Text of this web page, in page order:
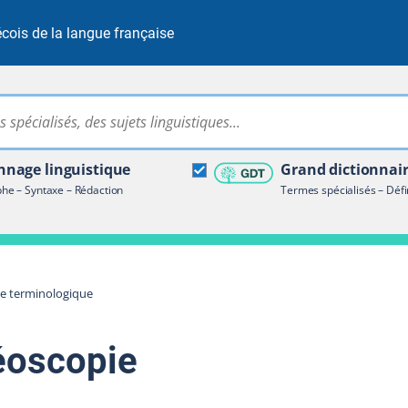
de la langue française
Rechercher dans tout le site
linguistique
– Syntaxe – Rédaction
Grand
Termes spécialisés –
terminologique
terminologique